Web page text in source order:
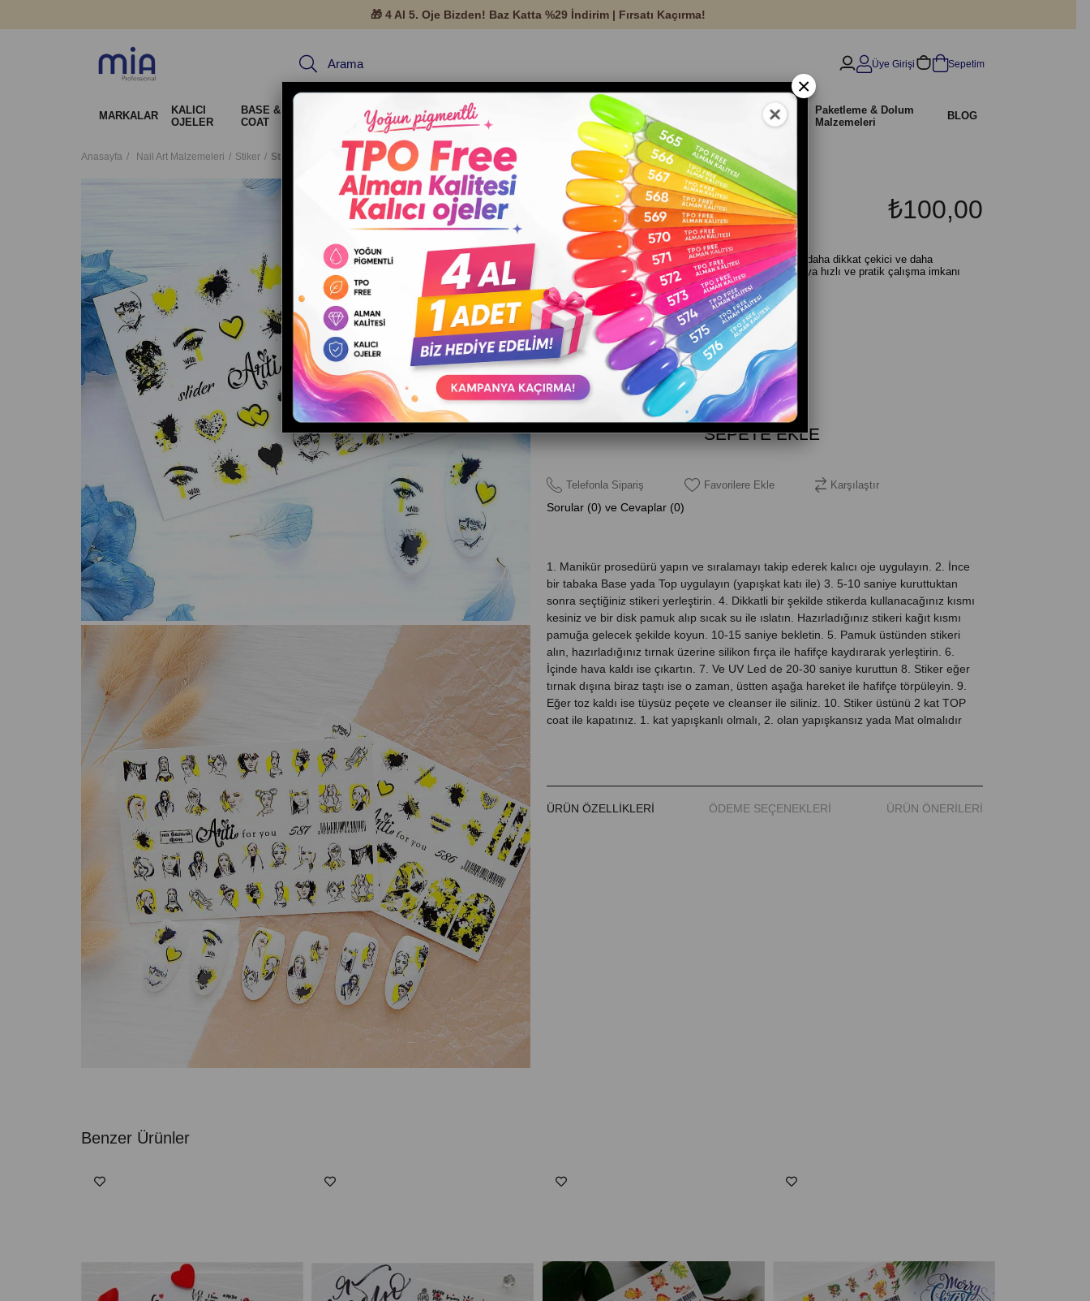
Üye Girişi Sepetim
MARKALAR
KALICI
OJELER
BASE & TOP
COAT
Jel Sistemleri ve Protez
Tırnak Ürünleri
Malzemeleri
Tırnak Ekipman ve
Aksesuarları
İndirimli
Ürünler
Paketleme & Dolum
Malzemeleri
BLOG
Anasayfa Nail Art Malzemeleri Stiker Stiker Arti 586
Stiker Arti 586 ₺100,00
Barkod : 5359937208726
Nail art sticker kullanımı, tırnak tasarımlarını daha şık, daha dikkat çekici ve daha
profesyonel gösterir. Uygulaması kolay olduğu için ustaya hızlı ve pratik çalışma imkanı
sağlar, manikürü kısa sürede daha güzel hale getirir.
RENK
Telefonla Sipariş Favorilere Ekle Karşılaştır
Sorular (0) ve Cevaplar (0)
1. Manikür prosedürü yapın ve sıralamayı takip ederek kalıcı oje uygulayın. 2. İnce
bir tabaka Base yada Top uygulayın (yapışkat katı ile) 3. 5-10 saniye kuruttuktan
sonra seçtiğiniz stikeri yerleştirin. 4. Dikkatli bir şekilde stikerda kullanacağınız kısmı
kesiniz ve bir disk pamuk alıp sıcak su ile ıslatın. Hazırladığınız stikeri kağıt kısmı
pamuğa gelecek şekilde koyun. 10-15 saniye bekletin. 5. Pamuk üstünden stikeri
alın, hazırladığınız tırnak üzerine silikon fırça ile hafifçe kaydırarak yerleştirin. 6.
İçinde hava kaldı ise çıkartın. 7. Ve UV Led de 20-30 saniye kuruttun 8. Stiker eğer
tırnak dışına biraz taştı ise o zaman, üstten aşağa hareket ile hafifçe törpüleyin. 9.
Eğer toz kaldı ise tüysüz peçete ve cleanser ile siliniz. 10. Stiker üstünü 2 kat TOP
coat ile kapatınız. 1. kat yapışkanlı olmalı, 2. olan yapışkansız yada Mat olmalıdır
ÜRÜN ÖZELLIKLERI ÖDEME SEÇENEKLERI ÜRÜN ÖNERILERI
Benzer Ürünler
×